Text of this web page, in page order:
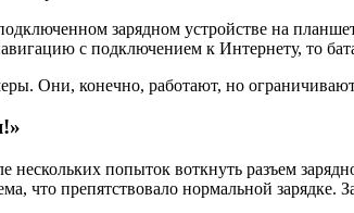
зарядном устройстве на
с подключением к Интернету, то
Они, конечно, работают, но
попыток воткнуть разъем
что препятствовало нормальной зарядке.